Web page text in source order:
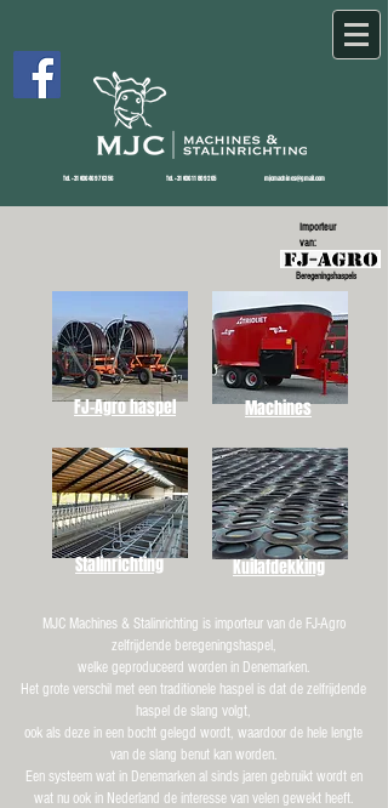
Tel.+31 (0)6 46 97 63 56Tel.+31 (0)6 11 80 92 65 mjcmachines@gmail.com
Importeur
van:
Beregeningshaspels
FJ-Agro haspel Machines
Stalinrichting Kuilafdekking
MJC Machines & Stalinrichting is importeur van de FJ-Agro
zelfrijdende beregeningshaspel,
welke geproduceerd worden in Denemarken.
Het grote verschil met een traditionele haspel is dat de zelfrijdende
haspel de slang volgt,
ook als deze in een bocht gelegd wordt, waardoor de hele lengte
van de slang benut kan worden.
Een systeem wat in Denemarken al sinds jaren gebruikt wordt en
wat nu ook in Nederland de interesse van velen gewekt heeft.